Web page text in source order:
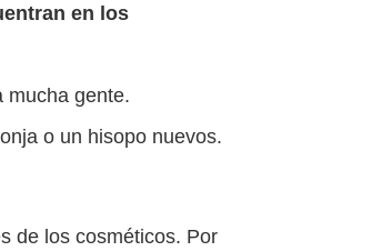
en los
mucha gente.
o un hisopo nuevos.
de los cosméticos. Por